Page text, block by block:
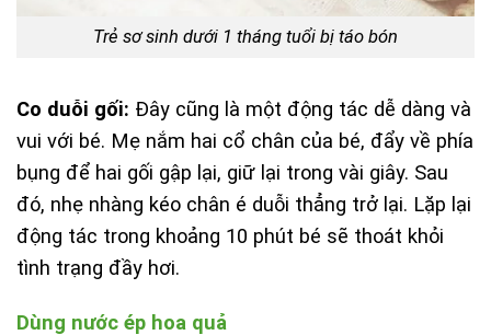
Trẻ sơ sinh dưới 1 tháng tuổi bị táo bón
Co duỗi gối: Đây cũng là một động tác dễ dàng và
vui với bé. Mẹ nắm hai cổ chân của bé, đẩy về phía
bụng để hai gối gập lại, giữ lại trong vài giây. Sau
đó, nhẹ nhàng kéo chân é duỗi thẳng trở lại. Lặp lại
động tác trong khoảng 10 phút bé sẽ thoát khỏi
tình trạng đầy hơi.
Dùng nước ép hoa quả